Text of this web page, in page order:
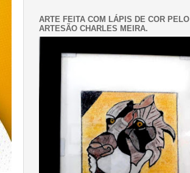
ARTE FEITA COM LÁPIS DE COR PELO
ARTESÃO CHARLES MEIRA.